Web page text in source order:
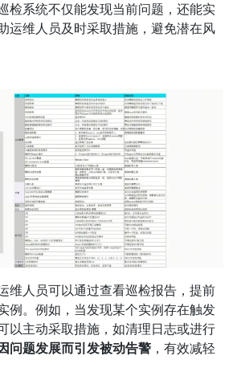
检系统不仅能发现当前问题，还能实
运维人员及时采取措施，避免潜在风
维人员可以通过查看巡检报告，提前
例。例如，当发现某个实例存在触发
以主动采取措施，如清理日志或进行
问题发展而引发被动告警 ，有效减轻